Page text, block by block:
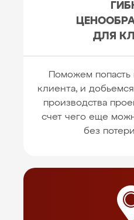
ДЛЯ
Поможем
клиента, и
производства
счет чего еще
без